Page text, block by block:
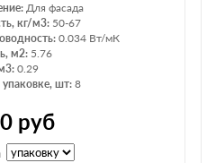
Для фасада
кг/м3: 50-67
0.034 Вт/мК
м2: 5.76
0.29
упаковке, шт: 8
руб